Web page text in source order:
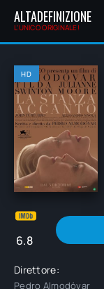
ALTADEFINIZIONE
L'UNICO ORIGINALE!
HD
6.8
Direttore:
Pedro Almodóvar